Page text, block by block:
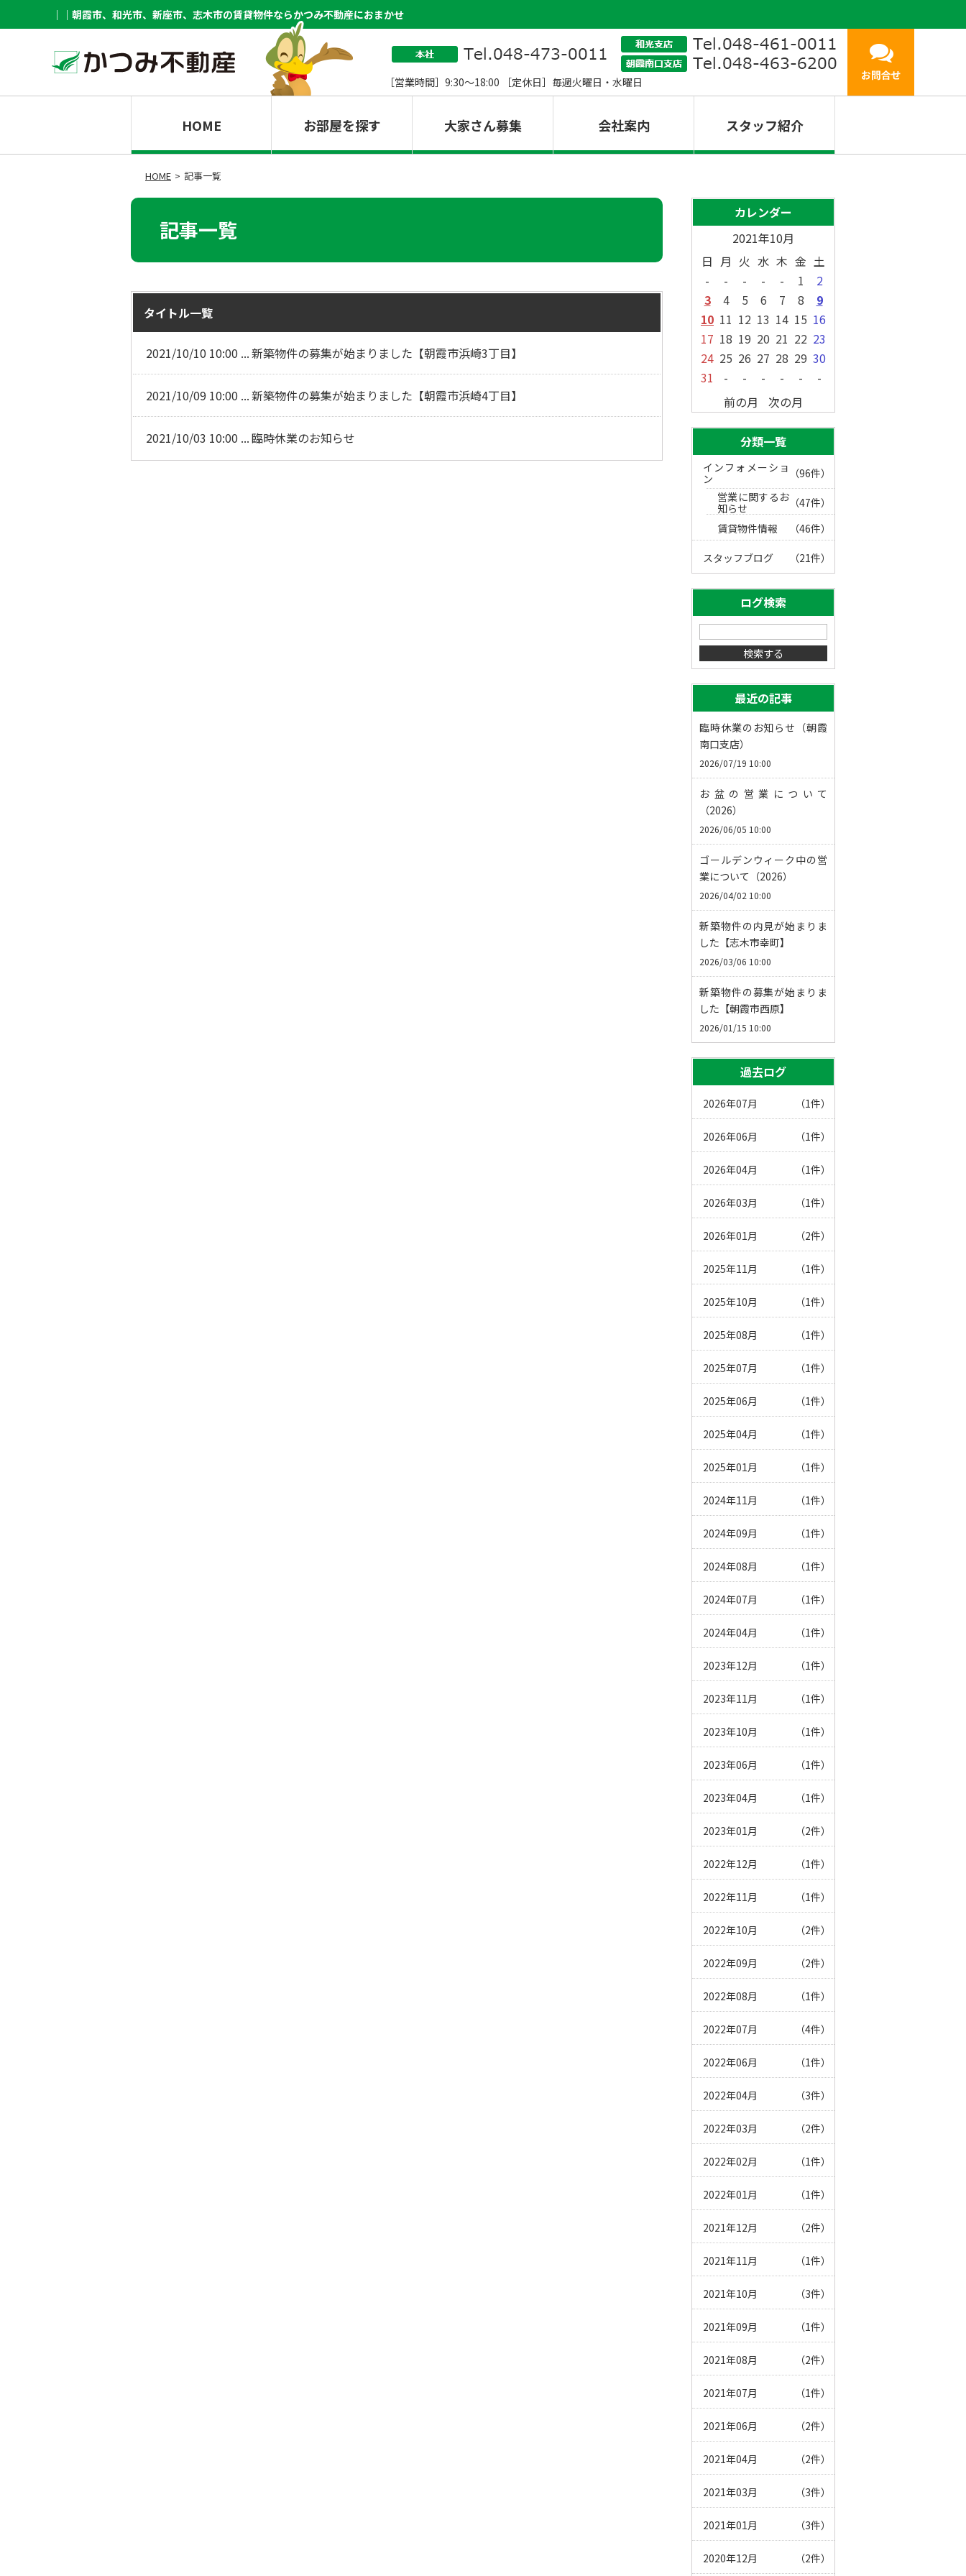
｜｜朝霞市、和光市、新座市、志木市の賃貸物件ならかつみ不動産におまかせ
［営業時間］9:30～18:00 ［定休日］毎週火曜日・水曜日
HOME お部屋を探す 大家さん募集 会社案内 スタッフ紹介
HOME 記事一覧
記事一覧
タイトル一覧
2021/10/10 10:00 ...新築物件の募集が始まりました【朝霞市浜崎3丁目】
2021/10/09 10:00 ...新築物件の募集が始まりました【朝霞市浜崎4丁目】
2021/10/03 10:00 ...臨時休業のお知らせ
カレンダー
2021年10月
日 月 火 水 木 金 土
-
- - - - 1
2
3
4 5 6 7 8
9
10 11 12 13 14 15 16
17 18 19 20 21 22 23
24 25 26 27 28 29 30
31
- - - - -
-
前の月
次の月
分類一覧
インフォメーショ
ン
（96件）
営業に関するお
知らせ
（47件）
賃貸物件情報
（46件）
スタッフブログ （21件）
ログ検索
最近の記事
臨時休業のお知らせ（朝霞
南口支店）
2026/07/19 10:00
お盆の営業について
（2026）
2026/06/05 10:00
ゴールデンウィーク中の営
業について（2026）
2026/04/02 10:00
新築物件の内見が始まりま
した【志木市幸町】
2026/03/06 10:00
新築物件の募集が始まりま
した【朝霞市西原】
2026/01/15 10:00
過去ログ
2026年07月 （1件）
2026年06月 （1件）
2026年04月 （1件）
2026年03月 （1件）
2026年01月 （2件）
2025年11月 （1件）
2025年10月 （1件）
2025年08月 （1件）
2025年07月 （1件）
2025年06月 （1件）
2025年04月 （1件）
2025年01月 （1件）
2024年11月 （1件）
2024年09月 （1件）
2024年08月 （1件）
2024年07月 （1件）
2024年04月 （1件）
2023年12月 （1件）
2023年11月 （1件）
2023年10月 （1件）
2023年06月 （1件）
2023年04月 （1件）
2023年01月 （2件）
2022年12月 （1件）
2022年11月 （1件）
2022年10月 （2件）
2022年09月 （2件）
2022年08月 （1件）
2022年07月 （4件）
2022年06月 （1件）
2022年04月 （3件）
2022年03月 （2件）
2022年02月 （1件）
2022年01月 （1件）
2021年12月 （2件）
2021年11月 （1件）
2021年10月 （3件）
2021年09月 （1件）
2021年08月 （2件）
2021年07月 （1件）
2021年06月 （2件）
2021年04月 （2件）
2021年03月 （3件）
2021年01月 （3件）
2020年12月 （2件）